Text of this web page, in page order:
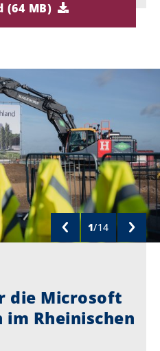
(64 MB)
1/14
die Microsoft
im Rheinischen